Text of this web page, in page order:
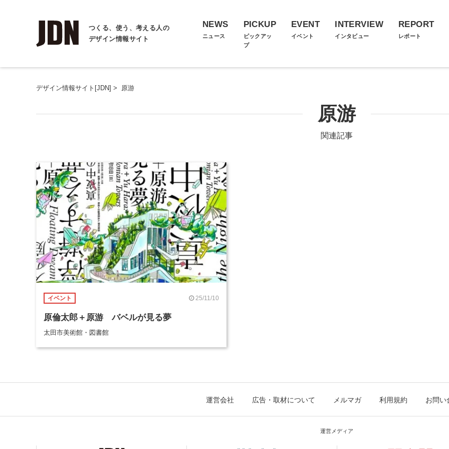
つくる、使う、考える人の
デザイン情報サイト
NEWS
ニュース
PICKUP
ピックアッ
プ
EVENT
イベント
INTERVIEW
インタビュー
REPORT
レポート
デザイン情報サイト[JDN] > 原游
原游
関連記事
イベント 25/11/10
原倫太郎＋原游 バベルが見る夢
太田市美術館・図書館
運営会社 広告・取材について メルマガ 利用規約 お問い
運営メディア